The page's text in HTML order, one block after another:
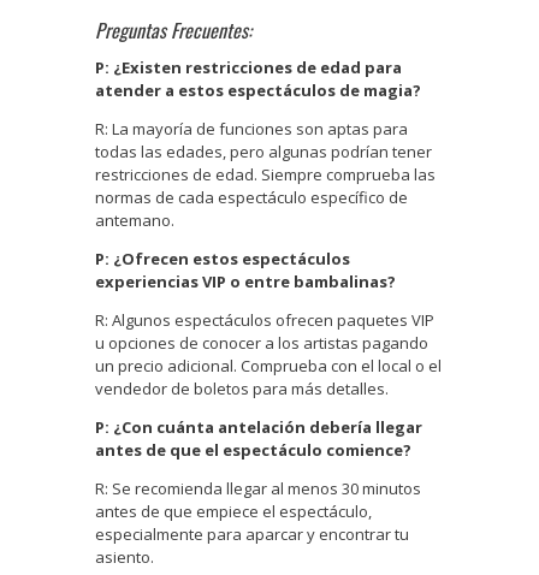
Preguntas Frecuentes:
P: ¿Existen restricciones de edad para
atender a estos espectáculos de magia?
R: La mayoría de funciones son aptas para
todas las edades, pero algunas podrían tener
restricciones de edad. Siempre comprueba las
normas de cada espectáculo específico de
antemano.
P: ¿Ofrecen estos espectáculos
experiencias VIP o entre bambalinas?
R: Algunos espectáculos ofrecen paquetes VIP
u opciones de conocer a los artistas pagando
un precio adicional. Comprueba con el local o el
vendedor de boletos para más detalles.
P: ¿Con cuánta antelación debería llegar
antes de que el espectáculo comience?
R: Se recomienda llegar al menos 30 minutos
antes de que empiece el espectáculo,
especialmente para aparcar y encontrar tu
asiento.